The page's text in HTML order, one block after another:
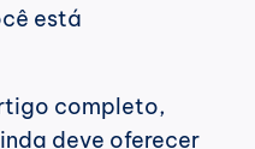
está
completo,
deve oferecer